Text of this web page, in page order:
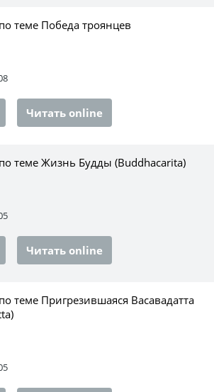
теме Победа троянцев
Читать online
теме Жизнь Будды (Buddhacarita)
Читать online
теме Пригрезившаяся Васавадатта